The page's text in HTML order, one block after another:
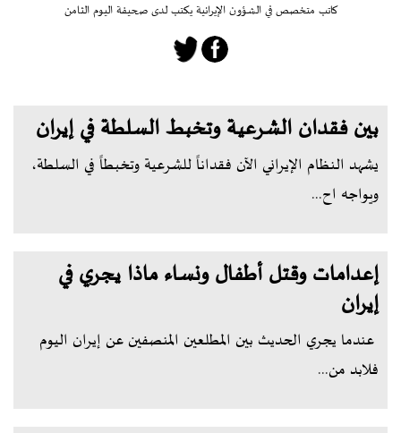
كاتب متخصص في الشؤون الإيرانية يكتب لدى صحيفة اليوم الثامن
بين فقدان الشرعية وتخبط السلطة في إيران
يشهد النظام الإيراني الآن فقداناً للشرعية وتخبطاً في السلطة،
ويواجه اح...
إعدامات وقتل أطفال ونساء ماذا يجري في
إيران
عندما يجري الحديث بين المطلعين المنصفين عن إيران اليوم
فلابد من...